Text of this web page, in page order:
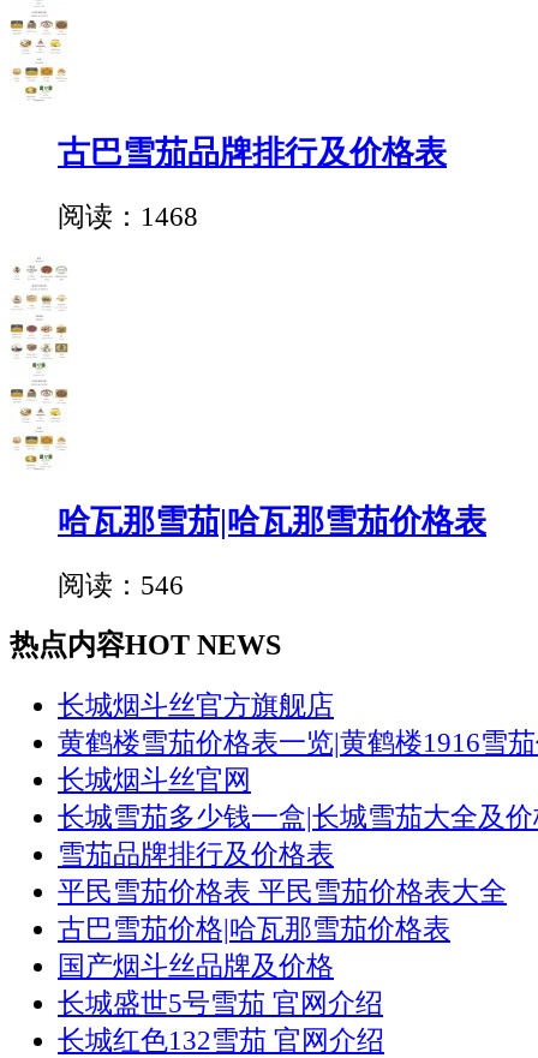
古巴雪茄品牌排行及价格表
阅读：1468
哈瓦那雪茄|哈瓦那雪茄价格表
阅读：546
热点内容HOT NEWS
长城烟斗丝官方旗舰店
黄鹤楼雪茄价格表一览|黄鹤楼1916雪
长城烟斗丝官网
长城雪茄多少钱一盒|长城雪茄大全及
雪茄品牌排行及价格表
平民雪茄价格表 平民雪茄价格表大全
古巴雪茄价格|哈瓦那雪茄价格表
国产烟斗丝品牌及价格
长城盛世5号雪茄 官网介绍
长城红色132雪茄 官网介绍